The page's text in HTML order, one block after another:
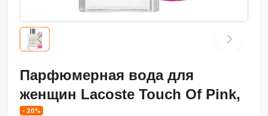
Парфюмерная вода для
женщин Lacoste Touch Of Pink,
- 20%